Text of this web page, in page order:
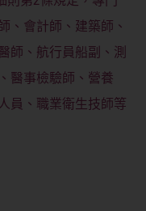
、會計師、建築師、
師、航行員船副、測
醫事檢驗師、營養
員、職業衛生技師等